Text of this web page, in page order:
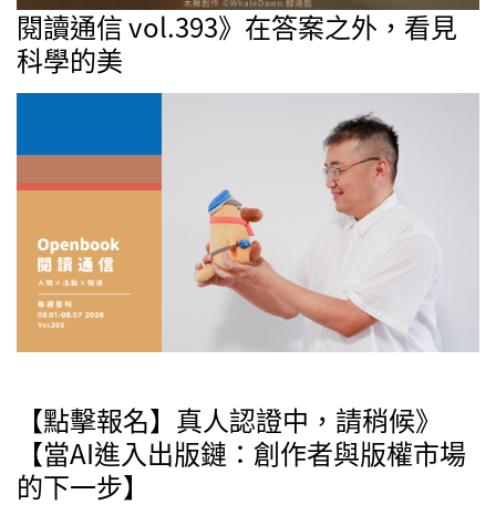
閱讀通信 vol.393》在答案之外，看見
科學的美
【點擊報名】真人認證中，請稍候》
【當AI進入出版鏈：創作者與版權市場
的下一步】